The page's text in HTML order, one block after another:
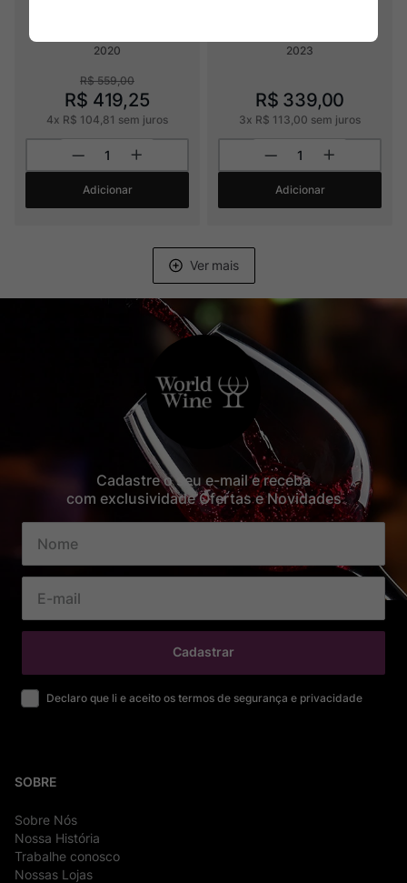
2020
R$ 559,00
R$ 419,25
4x R$ 104 81 sem juros
Adicionar
2023
R$ 339,00
3x R$ 113 00 sem juros
Adicionar
Cadastre o seu e-mail e receba
com exclusividade Ofertas e Novidades
Cadastrar
Declaro que li e aceito os termos de segurança e privacidade
SOBRE
Sobre Nós
Nossa História
Trabalhe conosco
Nossas Lojas